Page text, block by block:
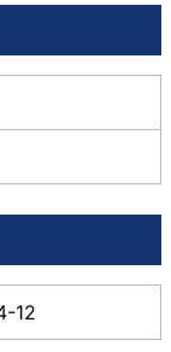
12